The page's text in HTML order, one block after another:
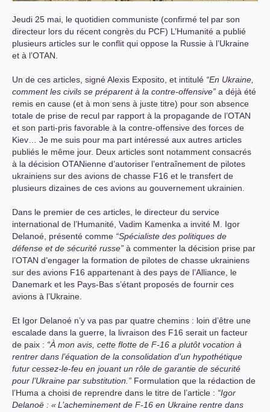
Jeudi 25 mai, le quotidien communiste (confirmé tel par son
directeur lors du récent congrès du PCF) L’Humanité a publié
plusieurs articles sur le conflit qui oppose la Russie à l’Ukraine
et à l’OTAN
Un de ces articles, signé Alexis Exposito, et intitulé “En Ukraine,
comment les civils se préparent à la contre-offensive” a déjà été
remis en cause (et à mon sens à juste titre) pour son absence
totale de prise de recul par rapport à la propagande de l’OTAN
et son parti-pris favorable à la contre-offensive des forces de
Kiev… Je me suis pour ma part intéressé aux autres articles
publiés le même jour. Deux articles sont notamment consacrés
à la décision OTANienne d’autoriser l’entraînement de pilotes
ukrainiens sur des avions de chasse F16 et le transfert de
plusieurs dizaines de ces avions au gouvernement ukrainien.
Dans le premier de ces articles, le directeur du service
international de l’Humanité, Vadim Kamenka a invité M. Igor
Delanoé, présenté comme “Spécialiste des politiques de
défense et de sécurité russe” à commenter la décision prise par
l’OTAN d’engager la formation de pilotes de chasse ukrainiens
sur des avions F16 appartenant à des pays de l’Alliance, le
Danemark et les Pays-Bas s’étant proposés de fournir ces
avions à l’Ukraine.
Et Igor Delanoé n’y va pas par quatre chemins : loin d’être une
escalade dans la guerre, la livraison des F16 serait un facteur
de paix : “À mon avis, cette flotte de F-16 a plutôt vocation à
rentrer dans l’équation de la consolidation d’un hypothétique
futur cessez-le-feu en jouant un rôle de garantie de sécurité
pour l’Ukraine par substitution.” Formulation que la rédaction de
l’Huma a choisi de reprendre dans le titre de l’article : “Igor
Delanoë : «L’acheminement de F-16 en Ukraine rentre dans